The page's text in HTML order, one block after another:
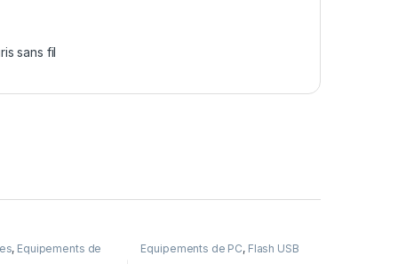
sans fil
, Equipements de Equipements de PC, Flash USB